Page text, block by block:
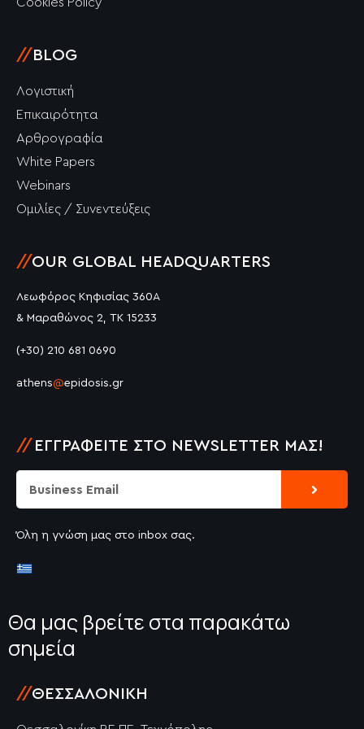
Cookies Policy
// BLOG
Λογιστική
Επικαιρότητα
Αρθρογραφία
White Papers
Webinars
Ομιλίες / Συνεντεύξεις
//OUR GLOBAL HEADQUARTERS
Λεωφόρος Κηφισίας 360Α
& Μαραθώνος 2, ΤΚ 15233
(+30) 210 681 0690
athens@epidosis.gr
// ΕΓΓΡΑΦΕΊΤΕ ΣΤΟ NEWSLETTER ΜΑΣ!
Submit
Όλη η γνώση μας στο inbox σας.
Θα μας βρείτε στα παρακάτω
σημεία
//ΘΕΣΣΑΛΟΝΊΚΗ